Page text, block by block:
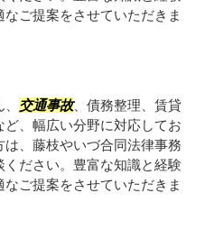
ご提案をさせていただきま
交通事故、債務整理、賃貸
、幅広い分野に対応してお
、藤枝やいづ合同法律事務
ださい。豊富な知識と経験
ご提案をさせていただきま